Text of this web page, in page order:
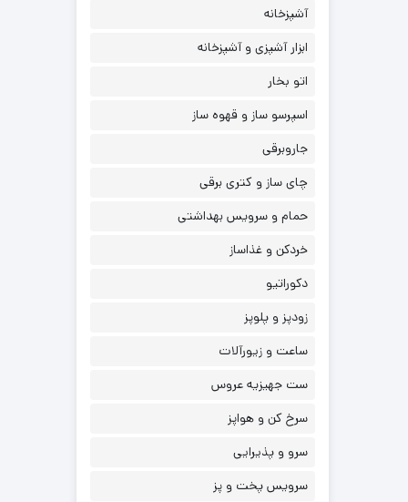
آشپزخانه
ابزار آشپزی و آشپزخانه
اتو بخار
اسپرسو ساز و قهوه ساز
جاروبرقی
چای ساز و کتری برقی
حمام و سرویس بهداشتی
خردکن و غذاساز
دکوراتیو
زودپز و پلوپز
ساعت و زیورآلات
ست جهیزیه عروس
سرخ کن و هواپز
سرو و پذیرایی
سرویس پخت و پز